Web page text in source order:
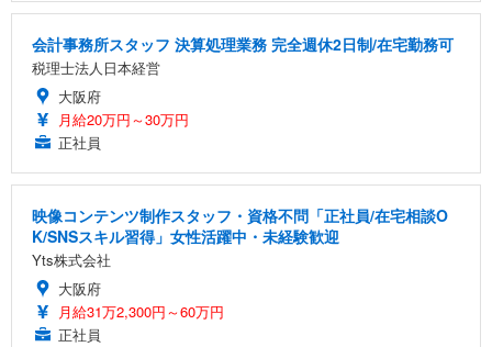
会計事務所スタッフ 決算処理業務 完全週休2日制/在宅勤務可
税理士法人日本経営
大阪府
月給20万円～30万円
正社員
映像コンテンツ制作スタッフ・資格不問「正社員/在宅相談O
K/SNSスキル習得」女性活躍中・未経験歓迎
Yts株式会社
大阪府
月給31万2,300円～60万円
正社員